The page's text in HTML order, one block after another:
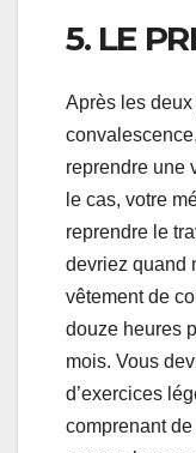
5. LE
Après les
reprendre une
le cas, votre
reprendre le
devriez quand
vêtement de
douze heures
mois. Vous
d’exercices
comprenant